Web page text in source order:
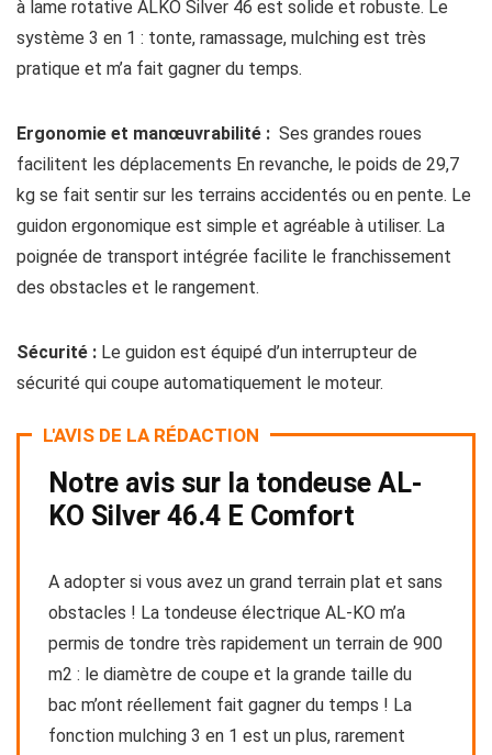
à lame rotative ALKO Silver 46 est solide et robuste. Le
système 3 en 1 : tonte, ramassage, mulching est très
pratique et m’a fait gagner du temps.
Ergonomie et manœuvrabilité : Ses grandes roues
facilitent les déplacements En revanche, le poids de 29,7
kg se fait sentir sur les terrains accidentés ou en pente. Le
guidon ergonomique est simple et agréable à utiliser. La
poignée de transport intégrée facilite le franchissement
des obstacles et le rangement.
Sécurité : Le guidon est équipé d’un interrupteur de
sécurité qui coupe automatiquement le moteur.
L'AVIS DE LA RÉDACTION
Notre avis sur la tondeuse AL-
KO Silver 46.4 E Comfort
A adopter si vous avez un grand terrain plat et sans
obstacles ! La tondeuse électrique AL-KO m’a
permis de tondre très rapidement un terrain de 900
m2 : le diamètre de coupe et la grande taille du
bac m’ont réellement fait gagner du temps ! La
fonction mulching 3 en 1 est un plus, rarement